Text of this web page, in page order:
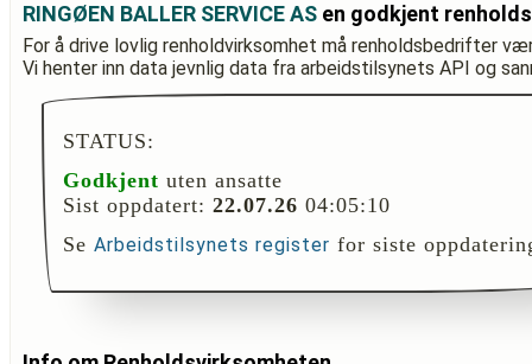
RINGØEN BALLER SERVICE AS en godkjent
For å drive lovlig renholdvirksomhet må renholdsbedrifter
Vi henter inn data jevnlig data fra arbeidstilsynets API og
STATUS:
Godkjent uten ansatte
Sist oppdatert: 22.07.26 04:05:10
Se Arbeidstilsynets register for siste